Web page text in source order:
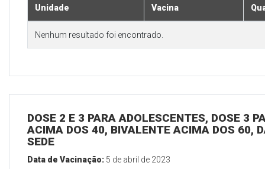
Unidade Vacina
Nenhum resultado foi encontrado.
DOSE 2 E 3 PARA ADOLESCENTES, DOSE 3
ACIMA DOS 40, BIVALENTE ACIMA DOS 60,
SEDE
Data de Vacinação: 5 de abril de 2023